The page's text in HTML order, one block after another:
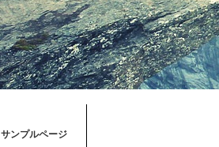
サンプルページ